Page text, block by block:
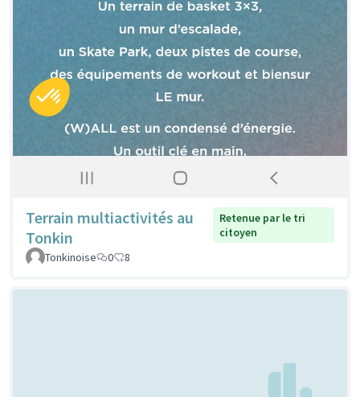
Terrain multiactivités au
Tonkin
Retenue par le tri
citoyen
Tonkinoise
0 8